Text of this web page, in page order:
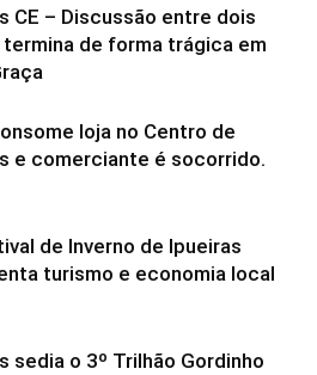
CE – Discussão entre dois
termina de forma trágica em
loja no Centro de
e comerciante é socorrido.
de Inverno de Ipueiras
turismo e economia local
sedia o 3º Trilhão Gordinho